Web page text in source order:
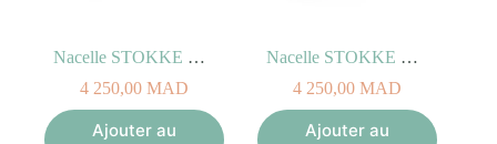
Nacelle STOKKE XPLORY X Gris Moderne
4 250,00 MAD
Ajouter au
Nacelle STOKKE XPLORY X Rouge Rubis
4 250,00 MAD
Ajouter au